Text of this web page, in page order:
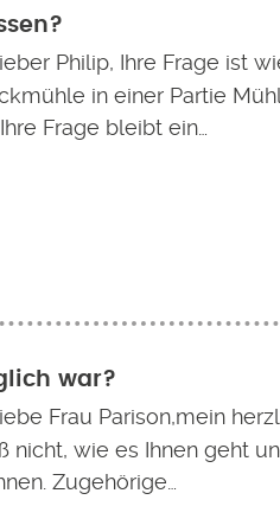
Philip, Ihre Frage ist
in einer Partie
Frage bleibt ein…
war?
Frau Parison,mein
nicht, wie es Ihnen geht
Zugehörige…